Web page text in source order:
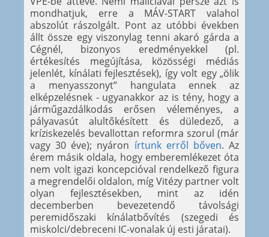
mondhatjuk, erre a MÁV-START valahol
abszolút rászolgált. Pont az utóbbi években
állt össze egy viszonylag tenni akaró gárda a
Cégnél, bizonyos eredményekkel (pl.
értékesítés megújítása, közösségi médiás
jelenlét, kínálati fejlesztések), így volt egy „ölik
a menyasszonyt” hangulata ennek az
elképzelésnek - ugyanakkor az is tény, hogy a
járműgazdálkodás erősen véleményes, a
pályavasút alultőkésített és düledező, a
kríziskezelés bevallottan reformra szorul (már
vagy 30 éve); nyáron írtunk erről bőven. Az
érem másik oldala, hogy emberemlékezet óta
nem volt igazi koncepcióval rendelkező figura
a megrendelői oldalon, míg Vitézy partner volt
olyan fejlesztésekben, mint az idén
decemberben bevezetendő távolsági
peremidőszaki kínálatbővítés (szegedi és
miskolci/debreceni IC-vonalak új esti járatai).